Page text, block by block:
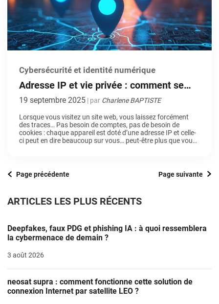
Cybersécurité et identité numérique
Adresse IP et vie privée : comment se
protéger en ligne ?
19 septembre 2025 | par Charlene BAPTISTE
Lorsque vous visitez un site web, vous laissez forcément
des traces… Pas besoin de comptes, pas de besoin de
cookies : chaque appareil est doté d’une adresse IP et celle-
ci peut en dire beaucoup sur vous… peut-être plus que vous
Page précédente Page suivante
ARTICLES LES PLUS RÉCENTS
Deepfakes, faux PDG et phishing IA : à quoi ressemblera
la cybermenace de demain ?
3 août 2026
neosat supra : comment fonctionne cette solution de
connexion Internet par satellite LEO ?